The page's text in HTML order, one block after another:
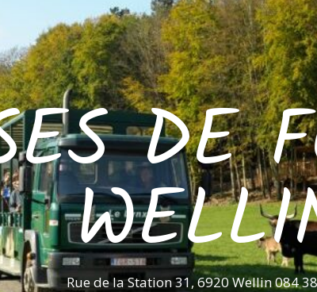
DE
Rue de la Station 31, 6920 Wellin 084